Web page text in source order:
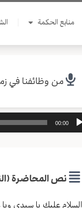
منابع الحكمة
من وظائفنا في
00:00
نص المحاضرة
السلام عليك يا سيدي